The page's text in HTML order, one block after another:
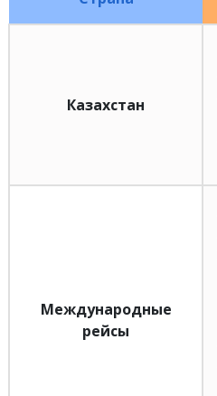
Казахстан
Международные
рейсы